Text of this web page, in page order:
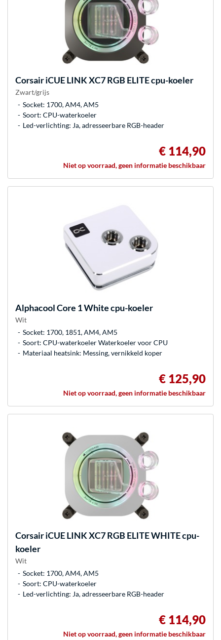
CorsairiCUE LINK XC7 RGB ELITE cpu-koeler
Zwart/grijs
Socket: 1700, AM4, AM5
Soort: CPU-waterkoeler
Led-verlichting: Ja, adresseerbare RGB-header
€ 114,90
Niet op voorraad, geen informatie beschikbaar
AlphacoolCore 1 White cpu-koeler
Wit
Socket: 1700, 1851, AM4, AM5
Soort: CPU-waterkoeler Waterkoeler voor CPU
Materiaal heatsink: Messing, vernikkeld koper
€ 125,90
Niet op voorraad, geen informatie beschikbaar
CorsairiCUE LINK XC7 RGB ELITE WHITE cpu-
koeler
Wit
Socket: 1700, AM4, AM5
Soort: CPU-waterkoeler
Led-verlichting: Ja, adresseerbare RGB-header
€ 114,90
Niet op voorraad, geen informatie beschikbaar